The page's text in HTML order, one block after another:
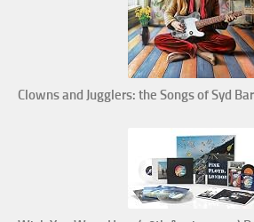
Clowns and Jugglers: the Songs of Syd